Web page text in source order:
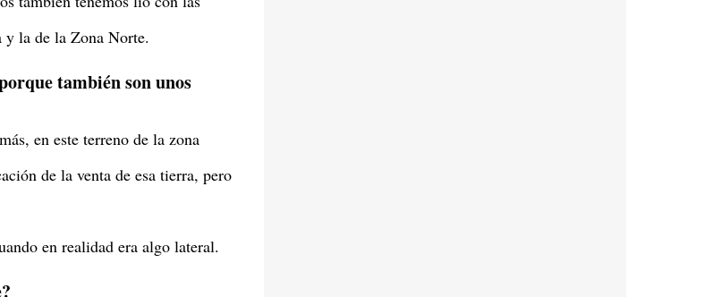
y la de la Zona Norte.
también son unos
en este terreno de la zona
de la venta de esa tierra, pero
en realidad era algo lateral.